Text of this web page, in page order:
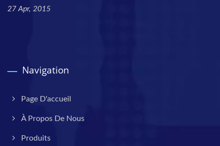
27 Apr, 2015
Navigation
Page D'accueil
À Propos De Nous
Produits